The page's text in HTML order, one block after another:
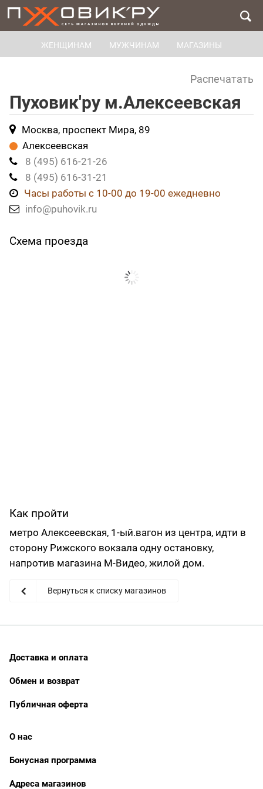
ЖЕНЩИНАМ МУЖЧИНАМ МАГАЗИНЫ
Пуховик'ру м.Алексеевская
Распечатать
Москва, проспект Мира, 89
Алексеевская
8 (495) 616-21-26
8 (495) 616-31-21
Часы работы с 10-00 до 19-00 ежедневно
info@puhovik.ru
Схема проезда
Как пройти
метро Алексеевская, 1-ый.вагон из центра, идти в
сторону Рижского вокзала одну остановку,
напротив магазина М-Видео, жилой дом.
Вернуться к списку магазинов
Доставка и оплата
Обмен и возврат
Публичная оферта
О нас
Бонусная программа
Адреса магазинов